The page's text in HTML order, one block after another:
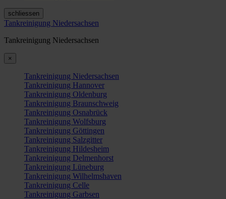
schliessen
Tankreinigung Niedersachsen
Tankreinigung Niedersachsen
×
Tankreinigung Niedersachsen
Tankreinigung Hannover
Tankreinigung Oldenburg
Tankreinigung Braunschweig
Tankreinigung Osnabrück
Tankreinigung Wolfsburg
Tankreinigung Göttingen
Tankreinigung Salzgitter
Tankreinigung Hildesheim
Tankreinigung Delmenhorst
Tankreinigung Lüneburg
Tankreinigung Wilhelmshaven
Tankreinigung Celle
Tankreinigung Garbsen